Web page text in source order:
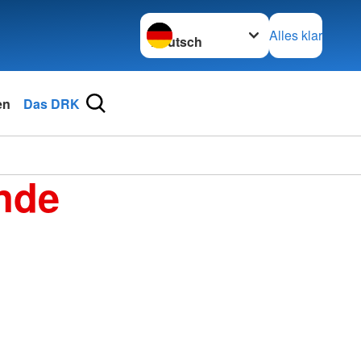
Sprache wechseln zu
Alles klar
Das DRK